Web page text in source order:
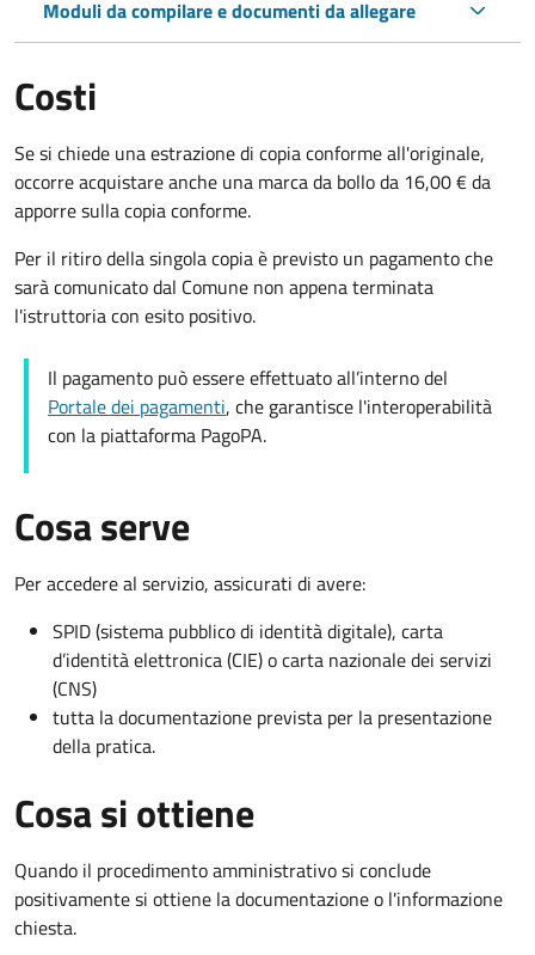
Moduli da compilare e documenti da allegare
Costi
Se si chiede una estrazione di copia conforme all'originale,
occorre acquistare anche una marca da bollo da 16,00 € da
apporre sulla copia conforme.
Per il ritiro della singola copia è previsto un pagamento che
sarà comunicato dal Comune non appena terminata
l'istruttoria con esito positivo.
Il pagamento può essere effettuato all’interno del
Portale dei pagamenti, che garantisce l'interoperabilità
con la piattaforma PagoPA.
Cosa serve
Per accedere al servizio, assicurati di avere:
SPID (sistema pubblico di identità digitale), carta
d’identità elettronica (CIE) o carta nazionale dei servizi
(CNS)
tutta la documentazione prevista per la presentazione
della pratica.
Cosa si ottiene
Quando il procedimento amministrativo si conclude
positivamente si ottiene la documentazione o l'informazione
chiesta.